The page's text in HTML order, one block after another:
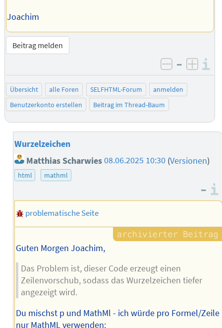
Joachim
Beitrag melden
negativ
–
Übersicht alle Foren SELFHTML-Forum
anmelden
Benutzerkonto erstellen
Beitrag im Thread-Baum
Wurzelzeichen
Matthias Scharwies08.06.2025 10:30 (Versionen)
html mathml
–
problematische Seite
Guten Morgen Joachim,
Das Problem ist, dieser Code erzeugt einen
Zeilenvorschub, sodass das Wurzelzeichen tiefer
angezeigt wird.
Du mischst p und MathMl - ich würde pro Formel/Zeile
nur MathML verwenden: